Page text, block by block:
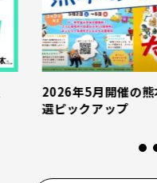
2026年5月開催の
選ピックアップ